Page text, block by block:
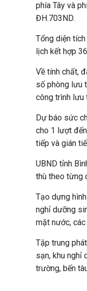
phía Tây và
ĐH.703ND.
Tổng diện
lịch kết hợp
Về tính chất,
số phòng lưu
công trình lưu
Dự báo sức
cho 1 lượt
tiếp và gián
UBND tỉnh
thù theo từng
Tạo dựng
nghỉ dưỡng
mặt nước,
Tập trung
sạn, khu nghỉ
trường, bến